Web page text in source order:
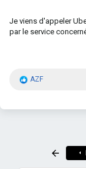
Je viens d'appeler
par le service
R
AZF
Premier